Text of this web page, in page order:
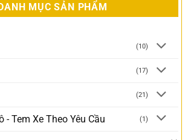
MỤC SẢN PHẨM
(10)
(17)
(21)
- Tem Xe Theo Yêu Cầu (1)